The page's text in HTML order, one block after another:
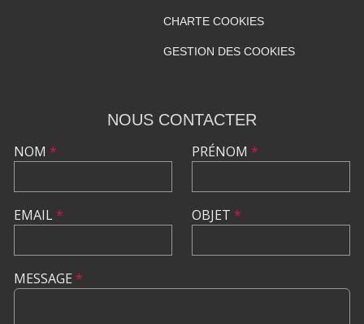
CHARTE COOKIES
GESTION DES COOKIES
NOUS CONTACTER
NOM *
EMAIL*
PRÉNOM *
OBJET *
MESSAGE *